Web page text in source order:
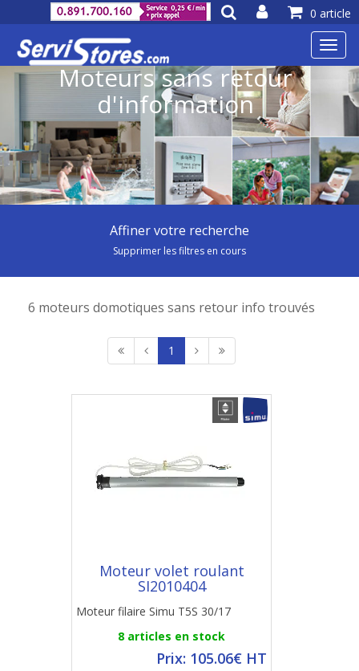
0 article
Moteurs sans retour
d'information
Affiner votre recherche
Supprimer les filtres en cours
6 moteurs domotiques sans retour info trouvés
1
Moteur volet roulant
SI2010404
Moteur filaire Simu T5S 30/17
8 articles en stock
Prix: 105.06€ HT